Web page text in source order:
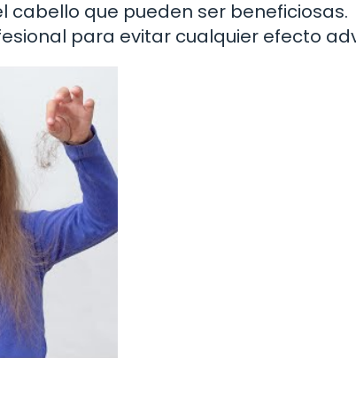
que pueden ser beneficiosas.
para evitar cualquier efecto